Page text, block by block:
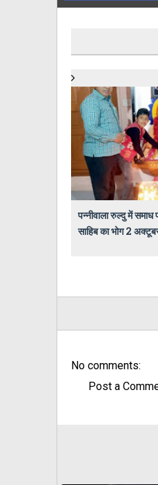
पन्नीवाला रुल्दु में
साहिब का भोग 2
No comments:
Post a